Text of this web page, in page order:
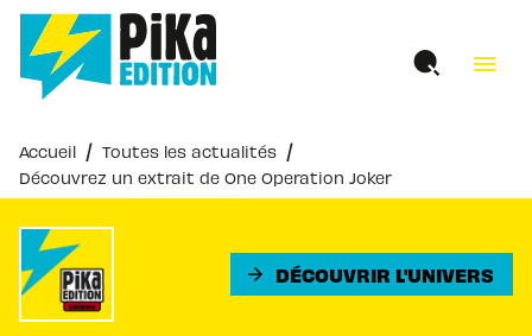
MENU RECHERCHE
PIED DE PAGE
menu
Accueil / Toutes les actualités /
Découvrez un extrait de One Operation Joker
arrow_forward DÉCOUVRIR L'UNIVERS